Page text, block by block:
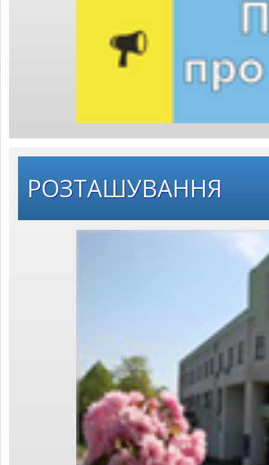
РОЗТАШУВАННЯ